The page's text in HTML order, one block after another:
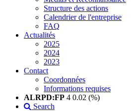
Structure des actions
Calendrier de l'entreprise
FAQ
Actualités
2025
2024
2023
Contact
Coordonnées
Informations requises
ALRPD:FP 4 0.02 (%)
Search